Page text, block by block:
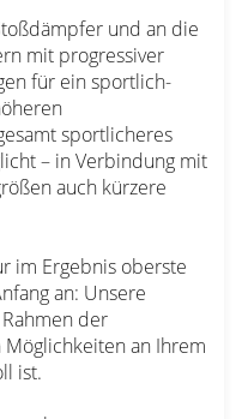
und an die
mit progressiver
für ein sportlich-
sportlicheres
– in Verbindung mit
auch kürzere
im Ergebnis oberste
an: Unsere
der
an Ihrem
ist.